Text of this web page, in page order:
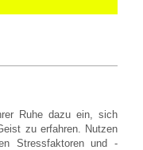
Ruhe dazu ein, sich
zu erfahren. Nutzen
Stressfaktoren und -